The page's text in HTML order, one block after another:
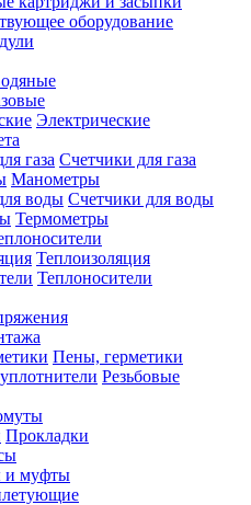
оборудование
Электрические
Счетчики для газа
Манометры
Счетчики для воды
Термометры
Теплоизоляция
Теплоносители
Пены, герметики
Резьбовые
Прокладки
и муфты